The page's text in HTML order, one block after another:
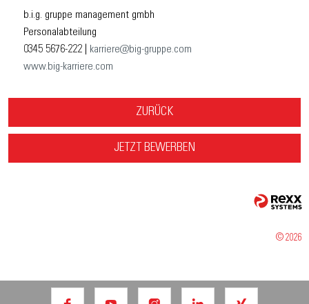
b.i.g. gruppe management gmbh
Personalabteilung
0345 5676-222 |
karriere@big-gruppe.com
www.big-karriere.com
ZURÜCK
JETZT BEWERBEN
© 2026